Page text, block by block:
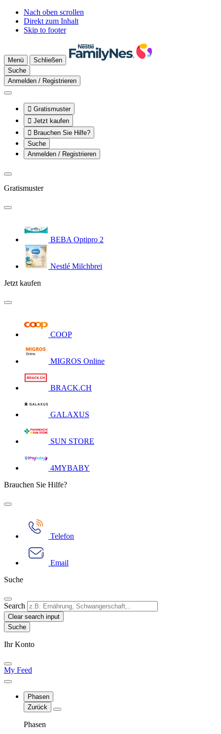
Nach oben scrollen
Direkt zum Inhalt
Skip to footer
Menü
Schließen
Suche
Anmelden / Registrieren
 Gratismuster
 Jetzt kaufen
 Brauchen Sie Hilfe?
Suche
Anmelden / Registrieren
Gratismuster
BEBA Optipro 2
Nestlé Milchbrei
Jetzt kaufen
COOP
MIGROS Online
BRACK.CH
GALAXUS
SUN STORE
4MYBABY
Brauchen Sie Hilfe?
Telefon
Email
Suche
Search
Clear search input
Ihr Konto​
My Feed
Phasen
Zurück
Phasen